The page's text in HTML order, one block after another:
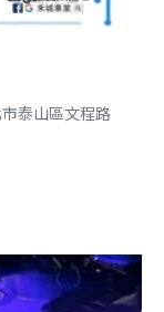
泰山區文程路